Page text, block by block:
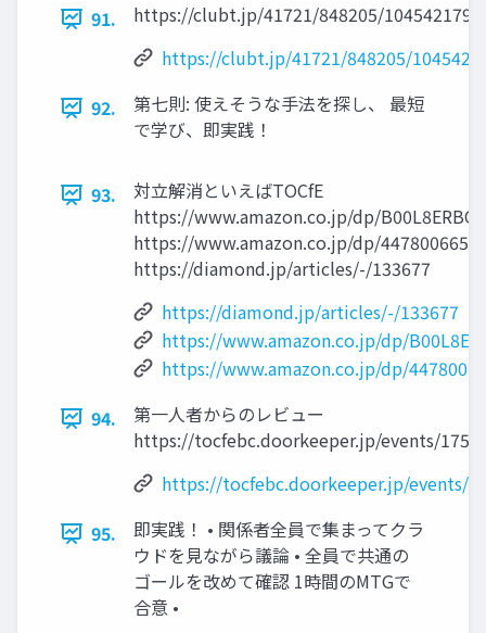
91.
https://clubt.jp/41721/848205/104542179
https://clubt.jp/41721/848205/
92.
第七則: 使えそうな手法を探し、 最短
で学び、即実践！
93.
対立解消といえばTOCfE
https://www.amazon.co.jp/dp/B00L8ERBO0
https://www.amazon.co.jp/dp/4478006652
https://diamond.jp/articles/-/133677
https://diamond.jp/articles/-/133677
https://www.amazon.co.jp/dp/
https://www.amazon.co.jp/dp/
94.
第一人者からのレビュー
https://tocfebc.doorkeeper.jp/events/
https://tocfebc.doorkeeper.jp/events/
95.
即実践！ • 関係者全員で集まってクラ
ウドを見ながら議論 • 全員で共通の
ゴールを改めて確認 1時間のMTGで
合意 •